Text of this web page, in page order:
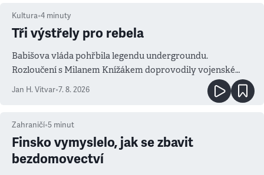
Kultura•4 minuty
Tři výstřely pro rebela
Babišova vláda pohřbila legendu undergroundu.
Rozloučení s Milanem Knížákem doprovodily vojenské
salvy i kritika pokrokářů
Jan H. Vitvar•7. 8. 2026
Zahraničí•5 minut
Finsko vymyslelo, jak se zbavit
bezdomovectví